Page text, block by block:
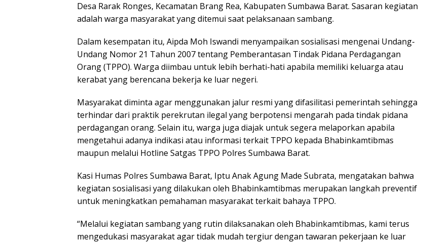
Desa Rarak Ronges, Kecamatan Brang Rea, Kabupaten Sumbawa Barat. Sasaran kegiatan
adalah warga masyarakat yang ditemui saat pelaksanaan sambang.
Dalam kesempatan itu, Aipda Moh Iswandi menyampaikan sosialisasi mengenai Undang-
Undang Nomor 21 Tahun 2007 tentang Pemberantasan Tindak Pidana Perdagangan
Orang (TPPO). Warga diimbau untuk lebih berhati-hati apabila memiliki keluarga atau
kerabat yang berencana bekerja ke luar negeri.
Masyarakat diminta agar menggunakan jalur resmi yang difasilitasi pemerintah sehingga
terhindar dari praktik perekrutan ilegal yang berpotensi mengarah pada tindak pidana
perdagangan orang. Selain itu, warga juga diajak untuk segera melaporkan apabila
mengetahui adanya indikasi atau informasi terkait TPPO kepada Bhabinkamtibmas
maupun melalui Hotline Satgas TPPO Polres Sumbawa Barat.
Kasi Humas Polres Sumbawa Barat, Iptu Anak Agung Made Subrata, mengatakan bahwa
kegiatan sosialisasi yang dilakukan oleh Bhabinkamtibmas merupakan langkah preventif
untuk meningkatkan pemahaman masyarakat terkait bahaya TPPO.
“Melalui kegiatan sambang yang rutin dilaksanakan oleh Bhabinkamtibmas, kami terus
mengedukasi masyarakat agar tidak mudah tergiur dengan tawaran pekerjaan ke luar